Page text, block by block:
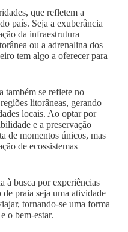
que refletem a
país. Seja a exuberância
da infraestrutura
ou a adrenalina dos
tem algo a oferecer para
também se reflete no
litorâneas, gerando
locais. Ao optar por
e a preservação
de momentos únicos, mas
de ecossistemas
à busca por experiências
praia seja uma atividade
tornando-se uma forma
o bem-estar.